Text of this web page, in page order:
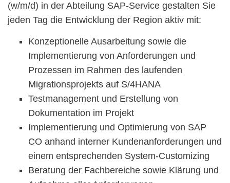
(w/m/d) in der Abteilung SAP-Service gestalten Sie
jeden Tag die Entwicklung der Region aktiv mit:
Konzeptionelle Ausarbeitung sowie die
Implementierung von Anforderungen und
Prozessen im Rahmen des laufenden
Migrationsprojekts auf S/4HANA
Testmanagement und Erstellung von
Dokumentation im Projekt
Implementierung und Optimierung von SAP
CO anhand interner Kundenanforderungen und
einem entsprechenden System-Customizing
Beratung der Fachbereiche sowie Klärung und